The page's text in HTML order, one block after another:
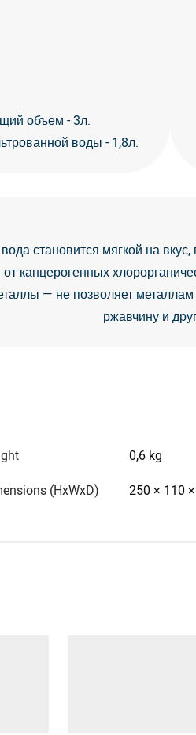
объем - 3л.
воды - 1,8л.
становится мягкой на
канцерогенных
— не позволяет металлам
ржавчину и
0,6 kg
(HxWxD) 250 × 110